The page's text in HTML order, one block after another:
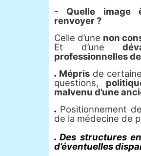
- Quelle image
renvoyer ?
Celle d’une non
Et d’une
professionnelles
Mépris de
questions,
malvenu d’une
Positionnement
de la médecine de
Des structures
d’éventuelles